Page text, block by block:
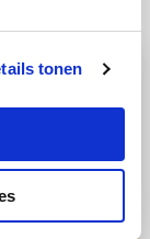
tonen